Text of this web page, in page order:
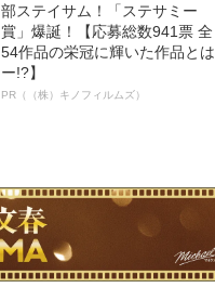
部ステイサム！「ステサミー
賞」爆誕！【応募総数941票 全
54作品の栄冠に輝いた作品とは
ー!?】
PR（（株）キノフィルムズ）